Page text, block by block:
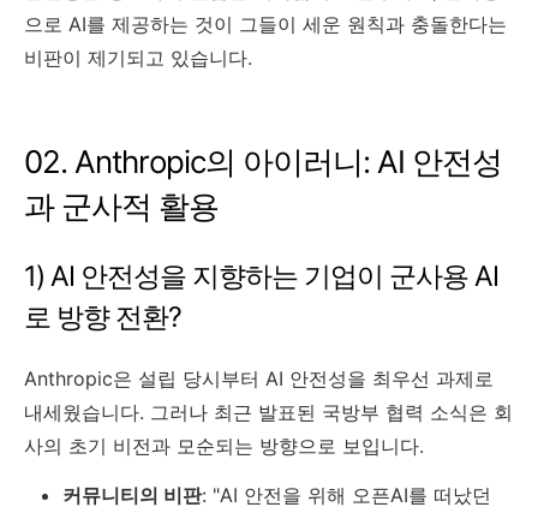
으로 AI를 제공하는 것이 그들이 세운 원칙과 충돌한다는
비판이 제기되고 있습니다.
02. Anthropic의 아이러니: AI 안전성
과 군사적 활용
1) AI 안전성을 지향하는 기업이 군사용 AI
로 방향 전환?
Anthropic은 설립 당시부터 AI 안전성을 최우선 과제로
내세웠습니다. 그러나 최근 발표된 국방부 협력 소식은 회
사의 초기 비전과 모순되는 방향으로 보입니다.
커뮤니티의 비판: "AI 안전을 위해 오픈AI를 떠났던